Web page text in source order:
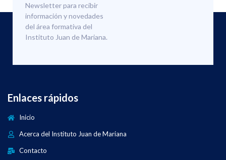
Newsletter para recibir
información y novedades
del área formativa del
Instituto Juan de Mariana.
Enlaces rápidos
Inicio
Acerca del Instituto Juan de Mariana
Contacto